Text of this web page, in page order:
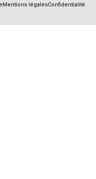
Mentions légalesConfidentialité